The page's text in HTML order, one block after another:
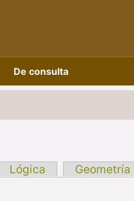
De consulta
Lógica Geometría